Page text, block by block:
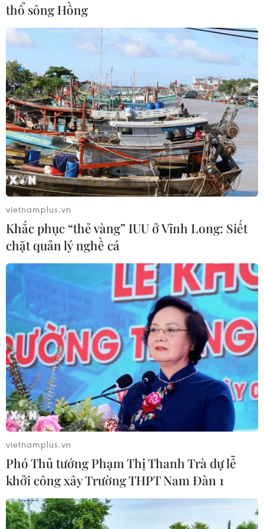
#Tỷ lệ thất nghiệp
#Lạm phát
#Lệnh phong tỏa
#Thị trường lao động
Pháp
Theo dõi VietnamPlus
TIN LIÊN QUAN
thổ sông Hồng
vietnamplus.vn
Khắc phục “thẻ vàng” IUU ở Vĩnh Long: Siết
chặt quản lý nghề cá
vietnamplus.vn
Phó Thủ tướng Phạm Thị Thanh Trà dự lễ
khởi công xây Trường THPT Nam Đàn 1